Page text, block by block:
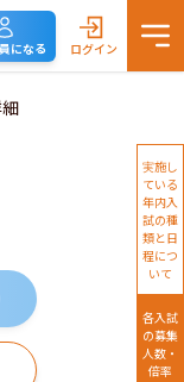
になる ログイン
実施し
ている
年内入
試の種
類と日
程につ
いて
各入試
の募集
人数・
倍率